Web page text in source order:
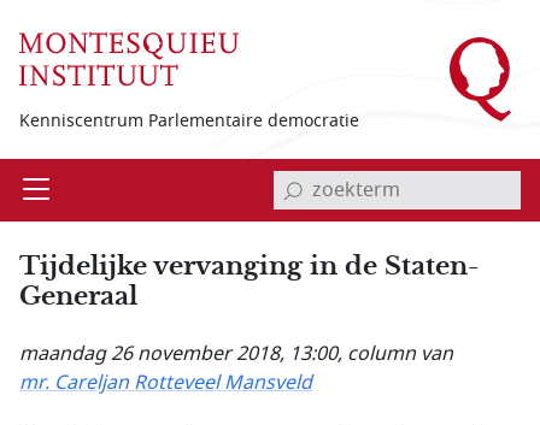
Kenniscentrum Parlementaire democratie
Open invoerveld zoekterm
Tijdelijke vervanging in de Staten-
Generaal
maandag 26 november 2018, 13:00, column van
mr. Careljan Rotteveel Mansveld